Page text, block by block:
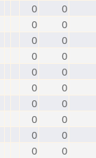
0
0
0
0
0
0
0
0
0
0
0
0
0
0
0
0
0
0
0 0